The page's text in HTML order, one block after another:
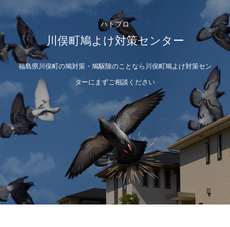
ハトプロ
川俣町鳩よけ対策センター
福島県川俣町の鳩対策・鳩駆除のことなら川俣町鳩よけ対策セン
ターにまずご相談ください